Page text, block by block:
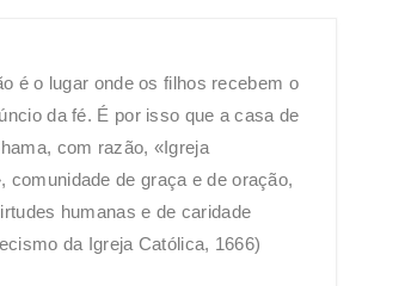
é o lugar onde os filhos recebem o
da fé. É por isso que a casa de
com razão, «Igreja
comunidade de graça e de oração,
humanas e de caridade
da Igreja Católica, 1666)